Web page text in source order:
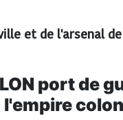
et de l'arsenal
port de
l'empire